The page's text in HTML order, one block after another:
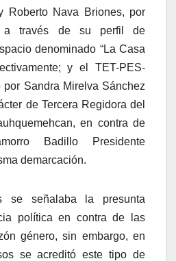
Roberto Nava Briones, por
a través de su perfil de
denominado “La Casa
y el TET-PES-
por Sandra Mirelva Sánchez
de Tercera Regidora del
en contra de
Badillo Presidente
demarcación.
se señalaba la presunta
política en contra de las
género, sin embargo, en
se acreditó este tipo de